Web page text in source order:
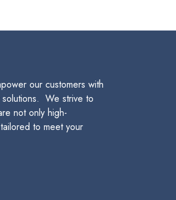
our customers with
We strive to
not only high-
to meet your